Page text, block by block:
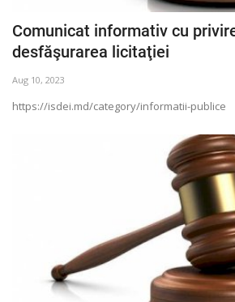
Comunicat informativ cu
desfăşurarea licitaţiei
Aug 10, 2023
https://isdei.md/category/informatii-publice